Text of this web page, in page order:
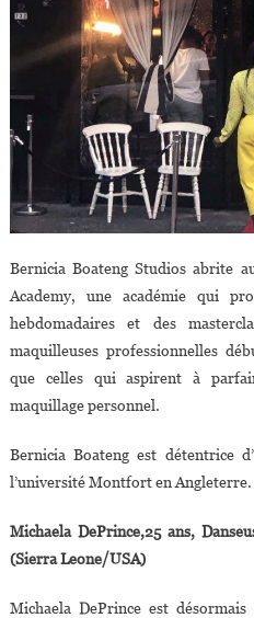
Bernicia Boateng Studios abrite
Academy, une académie qui
hebdomadaires et des
maquilleuses professionnelles
que celles qui aspirent à
maquillage personnel.
Bernicia Boateng est détentrice
l’université Montfort en Angleterre.
Michaela DePrince,25 ans,
(Sierra Leone/USA)
Michaela DePrince est